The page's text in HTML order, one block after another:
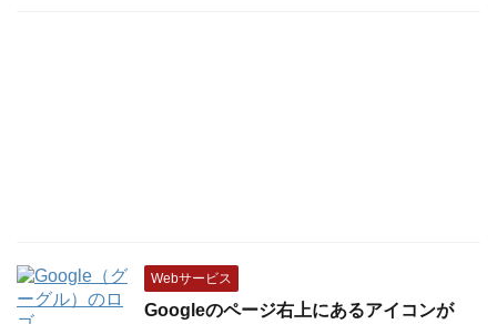
Webサービス
Googleのページ右上にあるアイコンが